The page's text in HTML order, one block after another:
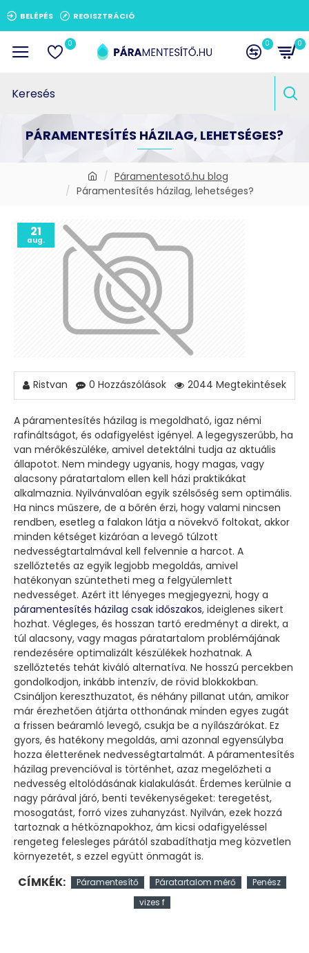
BELÉPÉS REGISZTRÁCIÓ
0 0 0
Páramentesotő.hu blog
Páramentesítés házilag, lehetséges?
PÁRAMENTESÍTÉS HÁZILAG, LEHETSÉGES?
21
aug.
Ristvan 0 Hozzászólások 2044 Megtekintések
A páramentesítés házilag is megoldható, igaz némi
rafináltságot, és odafigyelést igényel. A legegyszerűbb, ha
van mérőkészüléke, amivel detektálni tudja az aktuális
állapotot. Nem mindegy ugyanis, hogy magas, vagy
alacsony páratartalom ellen kell házi praktikákat
alkalmaznia. Nyilvánvalóan egyik szélsőség sem optimális.
Ha nincs műszere, de a bőrén érzi, hogy valami nincsen
rendben, esetleg a falakon látja a növekvő foltokat, akkor
minden kétséget kizáróan a levegő túlzott
nedvességtartalmával kell felvennie a harcot. A
szellőztetés az egyik legjobb megoldás, amivel
hatékonyan szüntetheti meg a felgyülemlett
nedvességet. Azért itt lényeges megjegyezni, hogy a
páramentesítés házilag csak időszakos, ideiglenes sikert
hozhat. Végleges, és hosszan tartó eredményt a direkt, a
túl alacsony, vagy magas páratartalom problémájának
rendezésére optimalizált készülékek hozhatnak. A
szellőztetés tehát kiváló alternatíva. Ne hosszú percekben
gondolkodjon, inkább intenzív, de rövid blokkokban.
Csináljon kereszthuzatot, és néhány pillanat után, amikor
már érezhetően átjárta otthonának minden egyes zugát
a frissen beáramló levegő, csukja be a nyílászárókat. Ez
gyors, és hatékony megoldás, ami azonnal egyensúlyba
hozza életterének nedvességtartalmát. A páramentesítés
házilag prevencióval is történhet, azaz megelőzheti a
nedvesség eltolódásának kialakulását. Érdemes kerülnie a
nagy párával járó, benti tevékenységeket: teregetést,
mosogatást, forró vizes zuhanyzást. Nyilván, ezek hozzá
tartoznak a hétköznapokhoz, ám kicsi odafigyeléssel
rengeteg felesleges párától szabadíthatja meg közvetlen
környezetét, s ezzel együtt önmagát is.
CÍMKÉK: Páramentesítő Páratartalom mérő
Penész
vizes f